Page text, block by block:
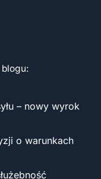
– nowy wyrok
o warunkach